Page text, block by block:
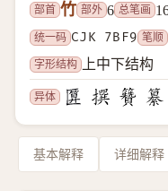
部首 竹 部外 6 总笔画
统一码 CJK 7BF9 笔顺
字形结构
上中下结构
异体
基本解释 详细解释